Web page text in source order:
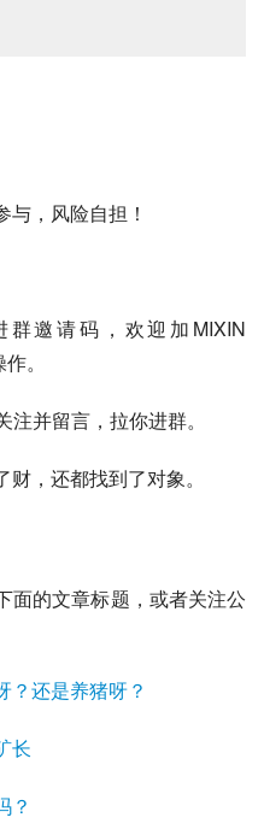
，风险自担！
邀请码，欢迎加MIXIN
。
并留言，拉你进群。
，还都找到了对象。
面的文章标题，或者关注公
？还是养猪呀？
长
？